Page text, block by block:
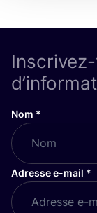
Nom *
Adresse e-mail *